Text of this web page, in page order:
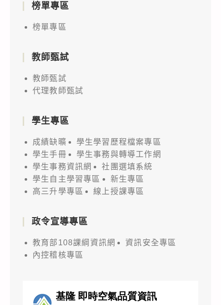
榜單專區
榜單專區
教師甄試
教師甄試
代理教師甄試
學生專區
成績缺曠
學生學習歷程檔案專區
學生手冊
學生事務與轉導工作網
學生事務資訊網
社團選填系統
學生自主學習專區
新生專區
高三升學專區
線上授課專區
政令宣導專區
教育部108課綱資訊網
資訊安全專區
內控稽核專區